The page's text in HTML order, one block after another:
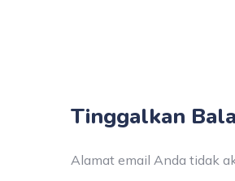
Tinggalkan
Alamat email Anda tidak